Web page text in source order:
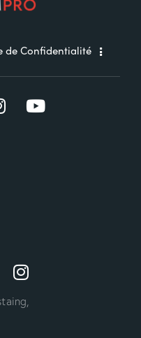
de Confidentialité